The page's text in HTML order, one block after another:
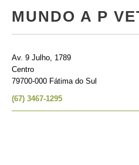
MUNDO A P
Av. 9 Julho, 1789
Centro
79700-000 Fátima do Sul
(67) 3467-1295